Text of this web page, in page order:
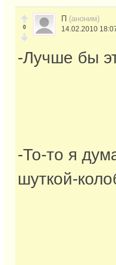
0
П (аноним)
14.02.2010
-Лучше бы
-То-то я
шуткой-